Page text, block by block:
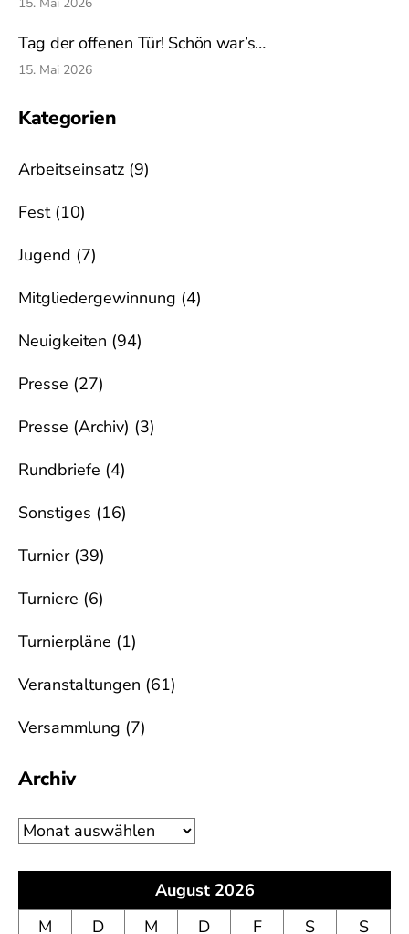
Tag der offenen Tür! Schön war’s…
15. Mai 2026
Kategorien
Arbeitseinsatz (9)
Fest(10)
Jugend (7)
Mitgliedergewinnung (4)
Neuigkeiten (94)
Presse (27)
Presse (Archiv) (3)
Rundbriefe (4)
Sonstiges (16)
Turnier(39)
Turniere (6)
Turnierpläne (1)
Veranstaltungen (61)
Versammlung (7)
Archiv
Archiv
August 2026
M
D M D F S S